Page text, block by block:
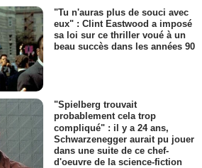
"Tu n'auras plus de souci avec
eux" : Clint Eastwood a imposé
sa loi sur ce thriller voué à un
beau succès dans les années 90
"Spielberg trouvait
probablement cela trop
compliqué" : il y a 24 ans,
Schwarzenegger aurait pu jouer
dans une suite de ce chef-
d'oeuvre de la science-fiction